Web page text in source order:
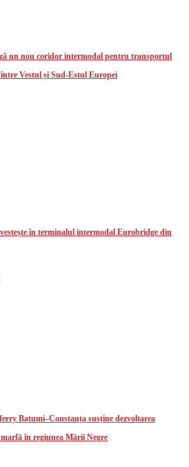
un nou coridor intermodal pentru transportul
Vestul și Sud-Estul Europei
în terminalul intermodal Eurobridge din
Batumi–Constanța susține dezvoltarea
în regiunea Mării Negre